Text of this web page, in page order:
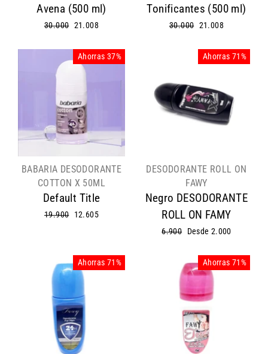
Avena (500 ml)
Precio
30.000 Precio
oferta
21.008
Tonificantes (500 ml)
Precio
30.000 Precio
oferta
21.008
Ahorras 37%
BABARIA DESODORANTE
COTTON X 50ML
Default Title
Precio
19.900
Precio
12.605
Ahorras 71%
DESODORANTE ROLL ON
FAWY
Negro DESODORANTE
ROLL ON FAMY
Precio
6.900
Precio
oferta
Desde 2.000
Ahorras 71% Ahorras 71%